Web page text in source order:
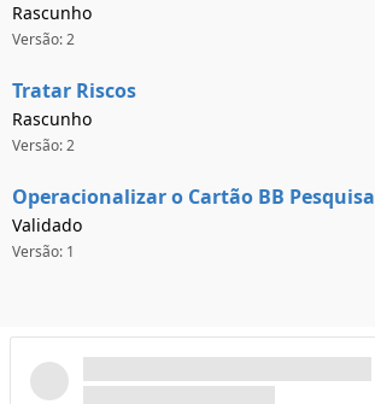
Rascunho
Versão: 2
Tratar Riscos
Rascunho
Versão: 2
Operacionalizar o Cartão BB Pesquisa
Validado
Versão: 1